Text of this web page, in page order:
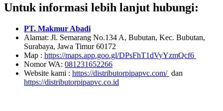
Untuk informasi lebih lanjut hubungi:
PT. Makmur Abadi
Alamat: Jl. Semarang No.134 A, Bubutan, Kec. Bubutan,
Surabaya, Jawa Timur 60172
Map : https://maps.app.goo.gl/DPsFhT1dVyYzmQcf6
Nomor WA: 081231652266
Website kami : https://distributorpipapvc.com/ dan
https://distributorpipapvc.co.id